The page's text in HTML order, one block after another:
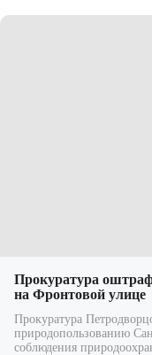
Прокуратура
на Фронтовой улице
Прокуратура
природопользованию
соблюдения